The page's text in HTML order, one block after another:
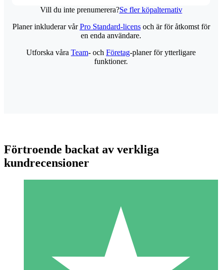
Vill du inte prenumerera?Se fler köpalternativ
Individuella Kreditpaket
Betala per användning med nedladdningskrediter. Inget
Planer inkluderar vårPro Standard-licensoch är för åtkomst för
en enda användare.
Utforska våra Team- och Företag-planer för ytterligare
funktioner.
Förtroende backat av verkliga
kundrecensioner